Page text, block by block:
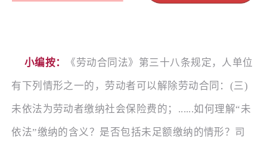
小编按： 《劳动合同法》第三十八条规定，人单位
有下列情形之一的，劳动者可以解除劳动合同： (三)
未依法为劳动者缴纳社会保险费的；......如何理解“未
依法”缴纳的含义？是否包括未足额缴纳的情形？司